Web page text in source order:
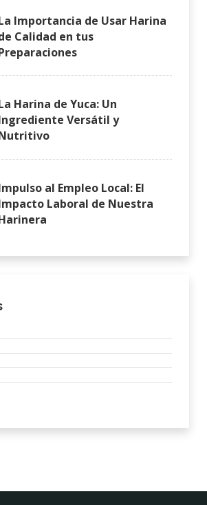
Importancia de Usar Harina
Calidad en tus
Harina de Yuca: Un
Versátil y
al Empleo Local: El
Laboral de Nuestra